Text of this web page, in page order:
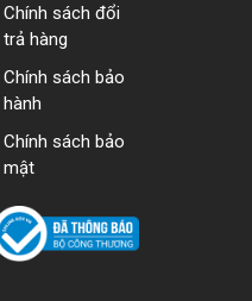
Chính sách đổi
trả hàng
Chính sách bảo
hành
Chính sách bảo
mật